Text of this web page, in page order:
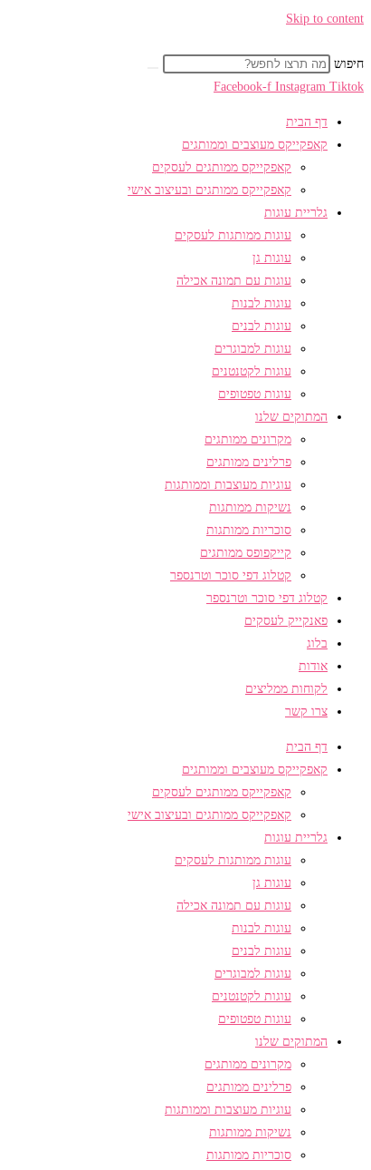
Skip to content
חיפוש
Facebook-f Instagram Tiktok
דף הבית
קאפקייקס מעוצבים וממותגים
קאפקייקס ממותגים לעסקים
קאפקייקס ממותגים ובעיצוב אישי
גלריית עוגות
עוגות ממותגות לעסקים
עוגות גן
עוגות עם תמונה אכילה
עוגות לבנות
עוגות לבנים
עוגות למבוגרים
עוגות לקטנטנים
עוגות טפטופים
המתוקים שלנו
מקרונים ממותגים
פרלינים ממותגים
עוגיות מעוצבות וממותגות
נשיקות ממותגות
סוכריות ממותגות
קייקפופס ממותגים
קטלוג דפי סוכר וטרנספר
קטלוג דפי סוכר וטרנספר
פאנקייק לעסקים
בלוג
אודות
לקוחות ממליצים
צרו קשר
דף הבית
קאפקייקס מעוצבים וממותגים
קאפקייקס ממותגים לעסקים
קאפקייקס ממותגים ובעיצוב אישי
גלריית עוגות
עוגות ממותגות לעסקים
עוגות גן
עוגות עם תמונה אכילה
עוגות לבנות
עוגות לבנים
עוגות למבוגרים
עוגות לקטנטנים
עוגות טפטופים
המתוקים שלנו
מקרונים ממותגים
פרלינים ממותגים
עוגיות מעוצבות וממותגות
נשיקות ממותגות
סוכריות ממותגות